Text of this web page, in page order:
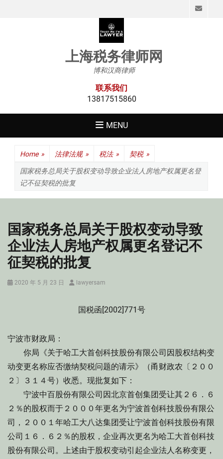
上海税务律师网
博和汉商律师
联系我们
13817515860
MENU
Home » 法律法规 » 税法 » 契税 »
国家税务总局关于股权变动导致企业法人房地产权属更名登
记不征契税的批复
国家税务总局关于股权变动导致
企业法人房地产权属更名登记不
征契税的批复
Posted
2020 年 5 月 23 日 Authorlawyersam
国税函[2002]771号
宁波市财政局：
你局《关于哈工大首创科技股份有限公司因股权结构变
动变更名称应否缴纳契税问题的请示》（甬财政农〔２００
２〕３１４号）收悉。现批复如下：
宁波中百股份有限公司因北京首创集团受让其２６．６
２％的股权而于２０００年更名为宁波首创科技股份有限公
司，２００１年哈工大八达集团受让宁波首创科技股份有限
公司１６．６２％的股权，企业再次更名为哈工大首创科技
股份有限公司。上述由于股权变动引起企业法人名称变更，